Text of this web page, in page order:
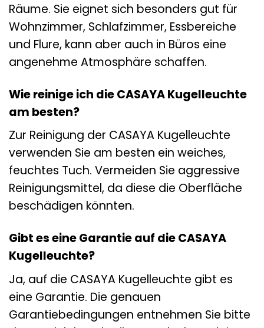
Räume. Sie eignet sich besonders gut für
Wohnzimmer, Schlafzimmer, Essbereiche
und Flure, kann aber auch in Büros eine
angenehme Atmosphäre schaffen.
Wie reinige ich die CASAYA Kugelleuchte
am besten?
Zur Reinigung der CASAYA Kugelleuchte
verwenden Sie am besten ein weiches,
feuchtes Tuch. Vermeiden Sie aggressive
Reinigungsmittel, da diese die Oberfläche
beschädigen könnten.
Gibt es eine Garantie auf die CASAYA
Kugelleuchte?
Ja, auf die CASAYA Kugelleuchte gibt es
eine Garantie. Die genauen
Garantiebedingungen entnehmen Sie bitte